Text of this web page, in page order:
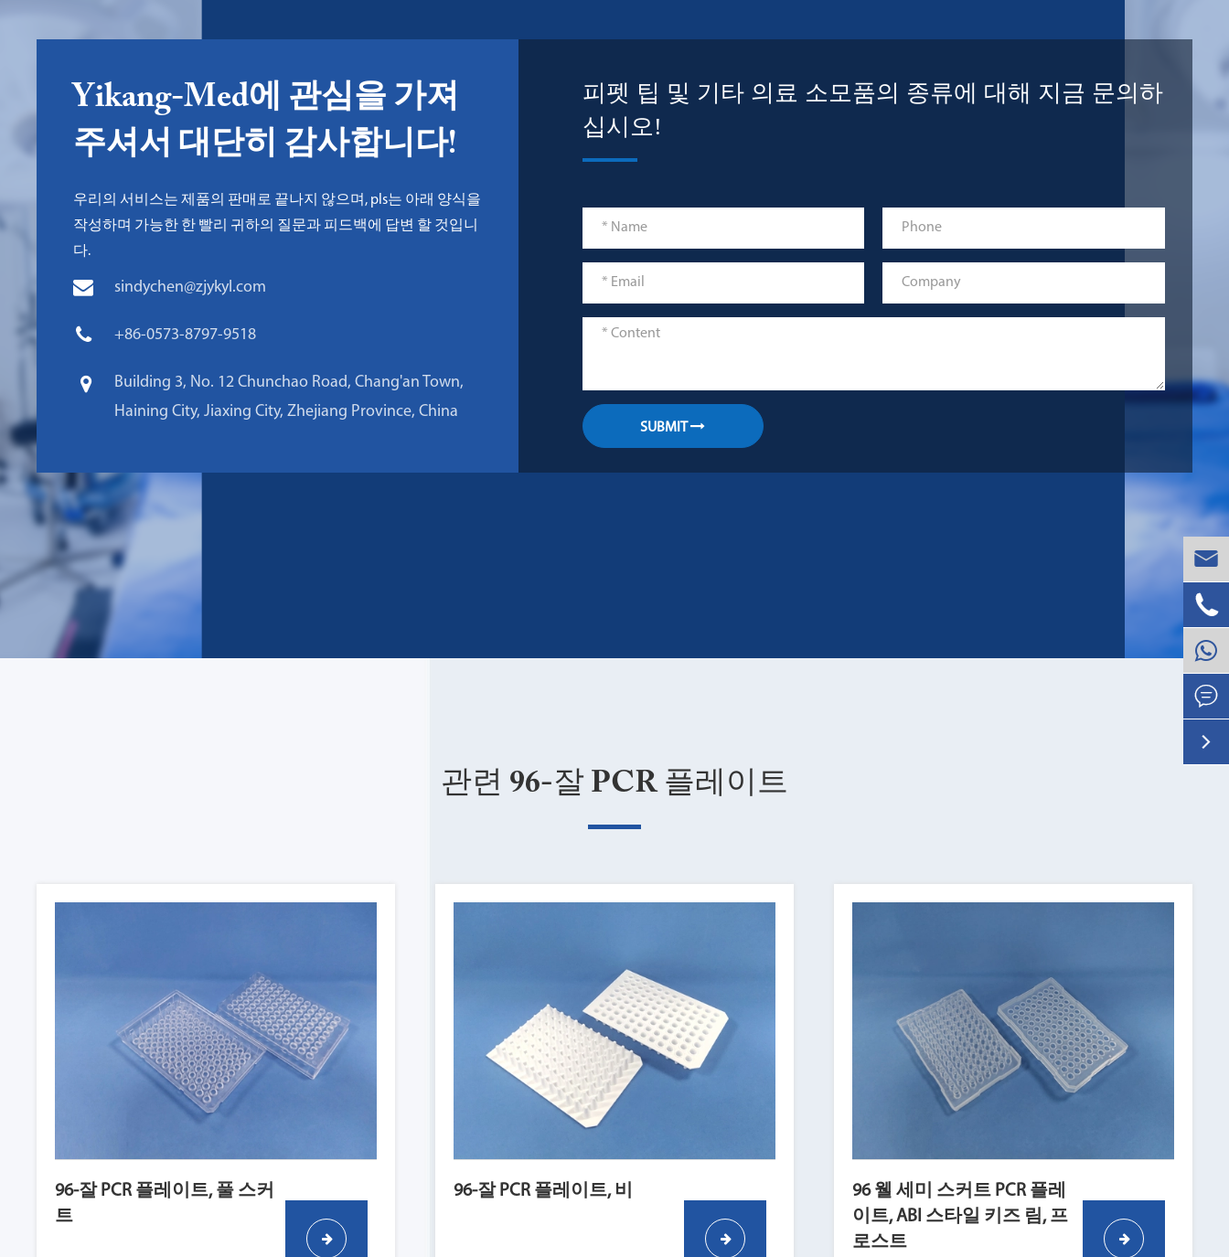
Yikang-Med에 관심을 가져
주셔서 대단히 감사합니다!
우리의 서비스는 제품의 판매로 끝나지 않으며, pls는 아래 양식을
작성하며 가능한 한 빨리 귀하의 질문과 피드백에 답변 할 것입니
다.
sindychen@zjykyl.com
+86-0573-8797-9518
Building 3, No. 12 Chunchao Road, Chang'an Town,
Haining City, Jiaxing City, Zhejiang Province, China
피펫 팁 및 기타 의료 소모품의 종류에 대해 지금 문의하
십시오!
SUBMIT
관련 96-잘 PCR 플레이트
96-잘 PCR 플레이트, 풀 스커
트
96-잘 PCR 플레이트, 비
96 웰 세미 스커트 PCR 플레
이트, ABI 스타일 키즈 림, 프
로스트



